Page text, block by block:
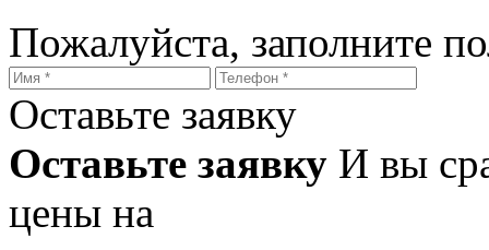
Пожалуйста, заполните
Оставьте заявку
Оставьте заявку И вы
цены на